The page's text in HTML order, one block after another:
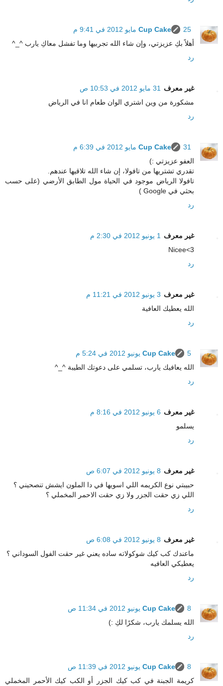
Cup Cake
25 مايو 2012 في 9:41 م
أهلاً بكِ عزيزتي، وإن شاء الله تجربيها وما تفشل معاكِ يارب ^_^
رد
غير معرف
31 مايو 2012 في 10:53 ص
مشكورة من وين اشتري الوان طعام انا في الرياض
رد
Cup Cake
31 مايو 2012 في 6:39 م
العفو عزيزتي :)
تقدري تشتريها من تافولا، إن شاء الله تلاقيها عندهم.
تافولا الرياض موجود في الحياة مول الطابق الأرضي (على حسب
بحثي في Google )
رد
غير معرف
1 يونيو 2012 في 2:30 م
Nicee<3
رد
غير معرف 3 يونيو 2012 في 11:21 م
الله يعطيك العافية
رد
Cup Cake
5 يونيو 2012 في 5:24 م
الله يعافيك يارب، تسلمي على دعوتك الطيبة ^_^
رد
غير معرف 6 يونيو 2012 في 8:16 م
يسلمو
رد
غير معرف 8 يونيو 2012 في 6:07 ص
حبيبتي نوع الكريمه اللي اسويها في دا الملون ايشش تنصحيني ؟
اللي زي حقت الجزر ولا زي حقت الاحمر المخملي ؟
رد
غير معرف 8 يونيو 2012 في 6:08 ص
ماعندك كب كيك شوكولاته ساده يعني غير حقت الفول السوداني ؟
يعطيكي العافيه
رد
Cup Cake
8 يونيو 2012 في 11:34 ص
الله يسلمك يارب، شكرًا لكِ :)
رد
Cup Cake
8 يونيو 2012 في 11:39 ص
كريمة الجبنة في كب كيك الجزر أو الكب كيك الأحمر المخملي